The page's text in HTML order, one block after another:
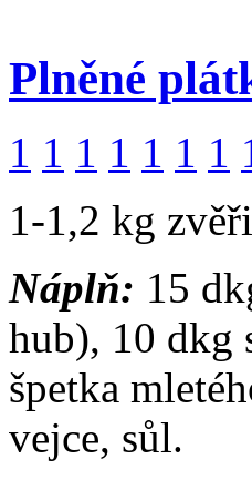
Plněné
1 1 1 1 1 1 1
1-1,2 kg
Náplň: 15
hub), 10 dkg
špetka
vejce, sůl.